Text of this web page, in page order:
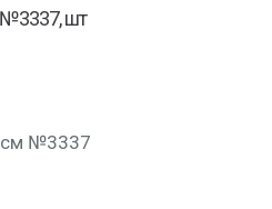
№3337, шт
№3337